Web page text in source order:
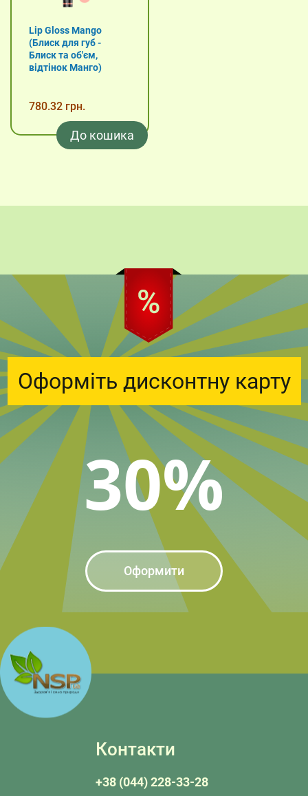
Lip Gloss Mango
(Блиск для губ -
Блиск та об'єм,
відтінок Манго)
780.32 грн.
До кошика
30%
Оформіть дисконтну карту
Оформити
Контакти
+38 (044) 228-33-28